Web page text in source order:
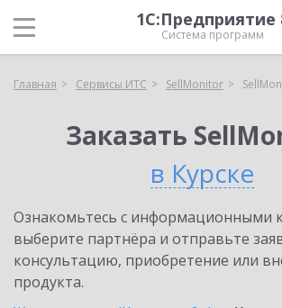
1С:Предприятие
Система программ
Главная Сервисы ИТС SellMonitor
Заказать
в Курске
Ознакомьтесь с информационными
выберите партнёра и отправьте
консультацию, приобретение или
продукта.